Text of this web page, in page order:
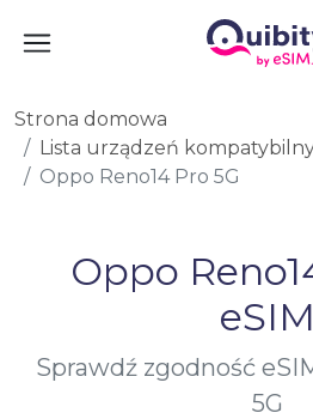
Strona domowa
Lista urządzeń
Oppo Reno14 Pro 5G
Oppo
eSIM
Sprawdź zgodność
5G